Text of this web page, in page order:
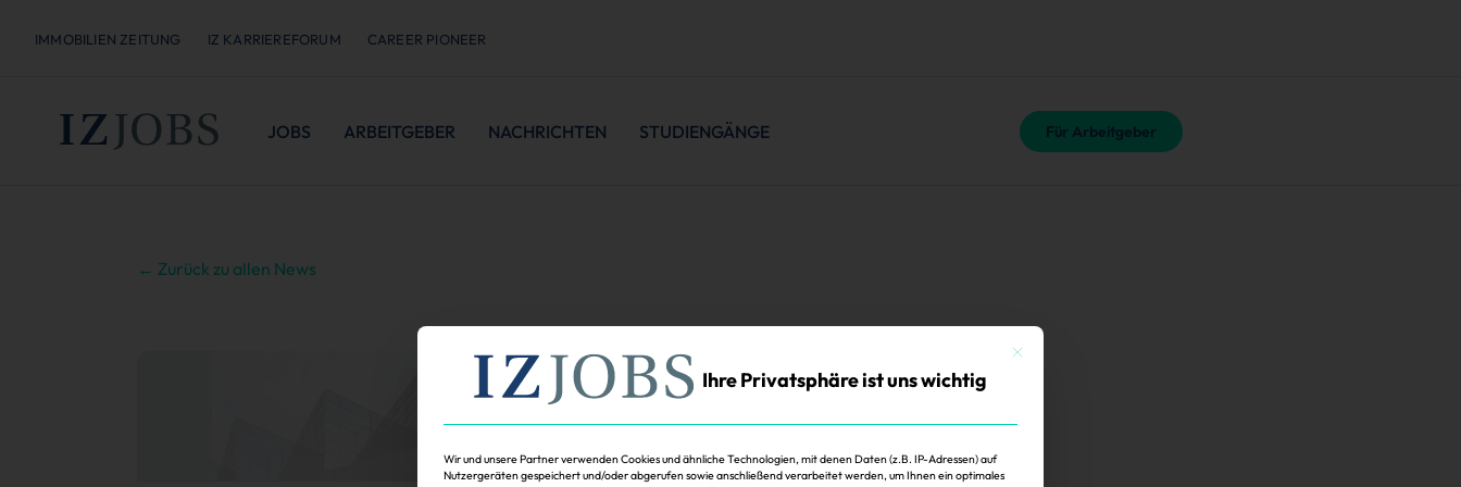
IMMOBILIEN ZEITUNG IZ KARRIEREFORUM CAREER PIONEER
JOBS ARBEITGEBER NACHRICHTEN STUDIENGÄNGE Für Arbeitgeber
← Zurück zu allen News
Mit diesem Button wird der Dialog geschlossen. Seine Funktionalität ist identisch mit der
Ihre Privatsphäre ist uns wichtig
Wir und unsere Partner verwenden Cookies und ähnliche Technologien, mit denen Daten (z.B. IP-Adressen) auf
Nutzergeräten gespeichert und/oder abgerufen sowie anschließend verarbeitet werden, um Ihnen ein optimales